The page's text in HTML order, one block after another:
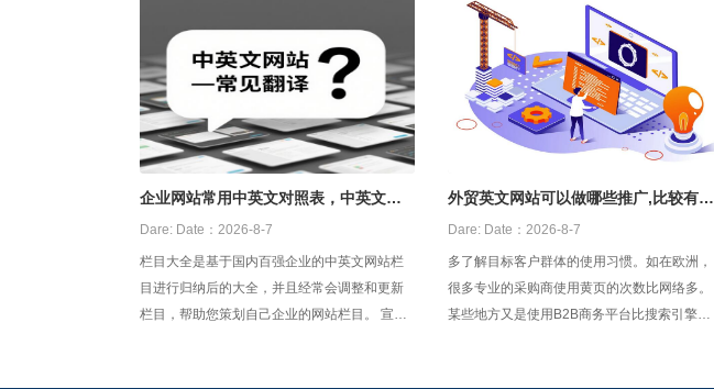
企业网站常用中英文对照表，中英文网
站建设翻译
Dare: Date：2026-8-7
栏目大全是基于国内百强企业的中英文网站栏
目进行归纳后的大全，并且经常会调整和更新
栏目，帮助您策划自己企业的网站栏目。 宣传
外贸英文网站可以做哪些推广,比较有效
的?
Dare: Date：2026-8-7
多了解目标客户群体的使用习惯。如在欧洲，
很多专业的采购商使用黄页的次数比网络多。
某些地方又是使用B2B商务平台比搜索引擎